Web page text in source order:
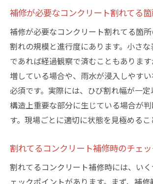
安心して任せられるコンクリ
び方
業者選定で失敗しない割れて
ト補修ポイント
資産価値を守るために早期対応が
コンクリート割れてる状態が
える影響
早期対応で割れてるコンクリ
防ぐ
産維持効果
補修が必要なコンクリート割れてる
補修が必要なコンクリート割れてる箇
割れの規模と進行度にあります。小さ
であれば経過観察で済むこともありま
増している場合や、雨水が浸入しやす
必須です。実際には、ひび割れ幅が一
構造上重要な部分に生じている場合が
す。現場ごとに適切に状態を見極めるこ
割れてるコンクリート補修時のチェ
割れてるコンクリート補修時には、い
ェックポイントがあります。まず、補